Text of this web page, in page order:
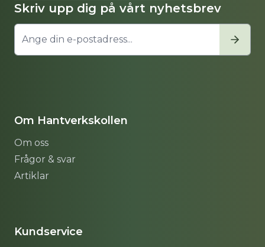
Skriv upp dig på vårt nyhetsbrev
Om Hantverkskollen
Om oss
Frågor & svar
Artiklar
Kundservice